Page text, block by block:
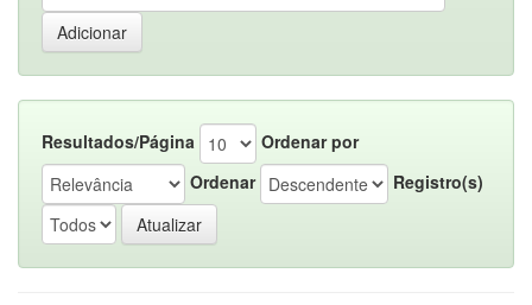
Resultados/Página
Ordenar por
Ordenar
Registro(s)